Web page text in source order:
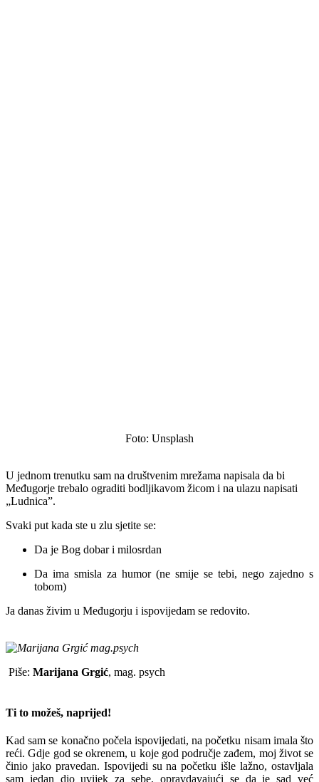
Foto: Unsplash
U jednom trenutku sam na društvenim mrežama napisala da bi
Međugorje trebalo ograditi bodljikavom žicom i na ulazu napisati
„Ludnica”.
Svaki put kada ste u zlu sjetite se:
Da je Bog dobar i milosrdan
Da ima smisla za humor (ne smije se tebi, nego zajedno s
tobom)
Ja danas živim u Međugorju i ispovijedam se redovito.
Piše: Marijana Grgić, mag. psych
Ti to možeš, naprijed!
Kad sam se konačno počela ispovijedati, na početku nisam imala što
reći. Gdje god se okrenem, u koje god područje zađem, moj život se
činio jako pravedan. Ispovijedi su na početku išle lažno, ostavljala
sam jedan dio uvijek za sebe, opravdavajući se da je sad već